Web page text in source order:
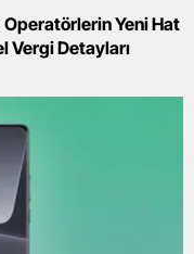
Yeni Hat
Vergi Detayları